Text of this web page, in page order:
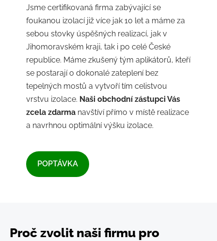
Jsme certifikovaná firma zabývající se
foukanou izolací již více jak 10 let a máme za
sebou stovky úspěšných realizací, jak v
Jihomoravském kraji, tak i po celé České
republice. Máme zkušený tým aplikátorů, kteří
se postarají o dokonalé zateplení bez
tepelných mostů a vytvoří tím celistvou
vrstvu izolace. Naši obchodní zástupci Vás
zcela zdarmanavštíví přímo v místě realizace
a navrhnou optimální výšku izolace.
​POPTÁVKA​
Proč zvolit naši firmu pro